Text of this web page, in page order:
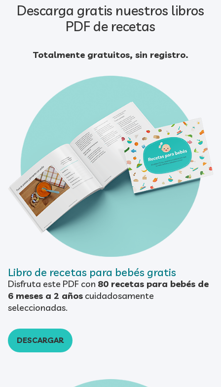
Descarga gratis nuestros libros
PDF de recetas
Totalmente gratuitos, sin registro.
Libro de recetas para bebés gratis
Disfruta este PDF con 80 recetas para bebés de
6 meses a 2 años cuidadosamente
seleccionadas.
DESCARGAR